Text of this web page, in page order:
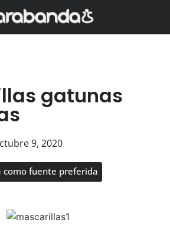
gatunas
9, 2020
como fuente preferida